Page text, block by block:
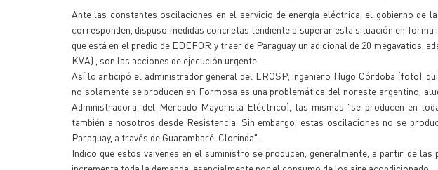
Ante las constantes oscilaciones en el servicio de energía eléctrica, el gobierno de
corresponden, dispuso medidas concretas tendiente a superar esta situación en forma
que está en el predio de EDEFOR y traer de Paraguay un adicional de 20 megavatios,
KVA) , son las acciones de ejecución urgente.
Así lo anticipó el administrador general del EROSP, ingeniero Hugo Córdoba (foto),
no solamente se producen en Formosa es una problemática del noreste argentino,
Administradora. del Mercado Mayorista Eléctrico), las mismas "se producen en
también a nosotros desde Resistencia. Sin embargo, estas oscilaciones no se
Paraguay, a través de Guarambaré-Clorinda".
Indico que estos vaivenes en el suministro se producen, generalmente, a partir de